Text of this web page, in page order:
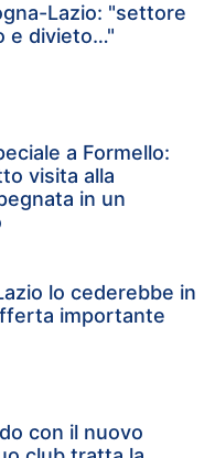
Lazio: "settore
e divieto…"
a Formello:
visita alla
in un
lo cederebbe in
importante
con il nuovo